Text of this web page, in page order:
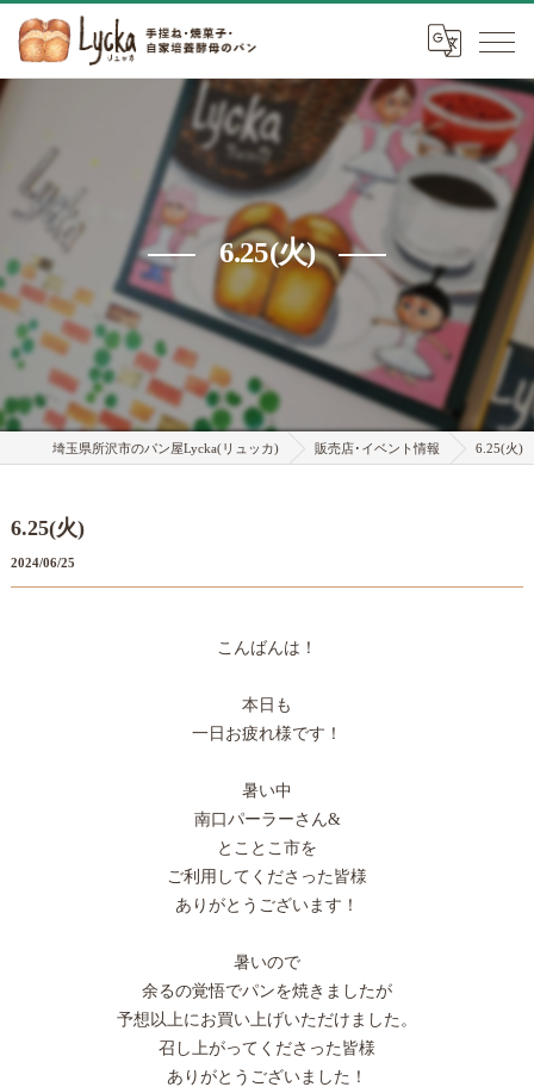
6.25(火)
埼玉県所沢市のパン屋Lycka(リュッカ) 販売店･イベント情報 6.25(火)
6.25(火)
2024/06/25
こんばんは！
本日も
一日お疲れ様です！
暑い中
南口パーラーさん&
とことこ市を
ご利用してくださった皆様
ありがとうございます！
暑いので
余るの覚悟でパンを焼きましたが
予想以上にお買い上げいただけました。
召し上がってくださった皆様
ありがとうございました！